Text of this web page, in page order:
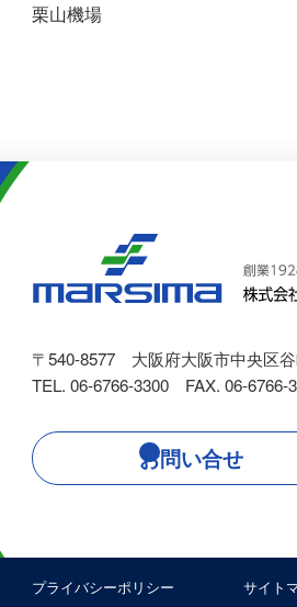
栗山機場
〒540-8577 大阪府大阪市中央区
TEL. 06-6766-3300 FAX. 06-6766-
お問い合せ
プライバシーポリシー サイト